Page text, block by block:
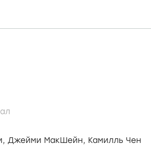
Джейми МакШейн, Камилль Чен